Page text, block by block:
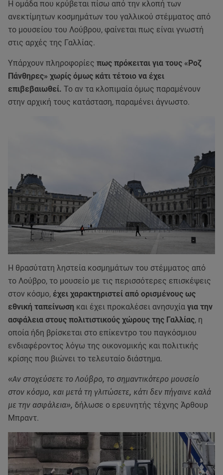
Η ομάδα που κρύβεται πίσω από την κλοπή των
ανεκτίμητων κοσμημάτων του γαλλικού στέμματος από
το μουσείου του Λούβρου, φαίνεται πως είναι γνωστή
στις αρχές της Γαλλίας.
Υπάρχουν πληροφορίες πως πρόκειται για τους «Ροζ
Πάνθηρες» χωρίς όμως κάτι τέτοιο να έχει
επιβεβαιωθεί. Το αν τα κλοπιμαία όμως παραμένουν
στην αρχική τους κατάσταση, παραμένει άγνωστο.
Η θρασύτατη ληστεία κοσμημάτων του στέμματος από
το Λούβρο, το μουσείο με τις περισσότερες επισκέψεις
στον κόσμο, έχει χαρακτηριστεί από ορισμένους ως
εθνική ταπείνωση και έχει προκαλέσει ανησυχία για την
ασφάλεια στους πολιτιστικούς χώρους της Γαλλίας, η
οποία ήδη βρίσκεται στο επίκεντρο του παγκόσμιου
ενδιαφέροντος λόγω της οικονομικής και πολιτικής
κρίσης που βιώνει το τελευταίο διάστημα.
«Αν στοχεύσετε το Λούβρο, το σημαντικότερο μουσείο
στον κόσμο, και μετά τη γλιτώσετε, κάτι δεν πήγαινε καλά
με την ασφάλεια», δήλωσε ο ερευνητής τέχνης Άρθουρ
Μπραντ.